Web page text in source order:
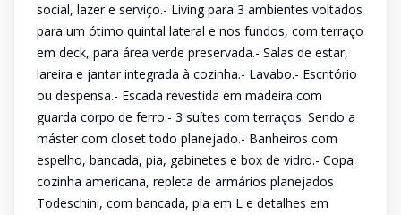
social, lazer e serviço.- Living para 3 ambientes voltados
para um ótimo quintal lateral e nos fundos, com terraço
em deck, para área verde preservada.- Salas de estar,
lareira e jantar integrada à cozinha.- Lavabo.- Escritório
ou despensa.- Escada revestida em madeira com
guarda corpo de ferro.- 3 suítes com terraços. Sendo a
máster com closet todo planejado.- Banheiros com
espelho, bancada, pia, gabinetes e box de vidro.- Copa
cozinha americana, repleta de armários planejados
Todeschini, com bancada, pia em L e detalhes em